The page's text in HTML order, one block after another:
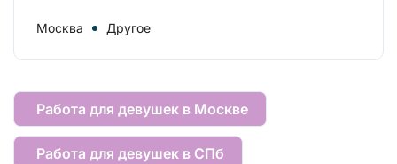
Москва Другое
Работа для девушек в Москве
Работа для девушек в СПб